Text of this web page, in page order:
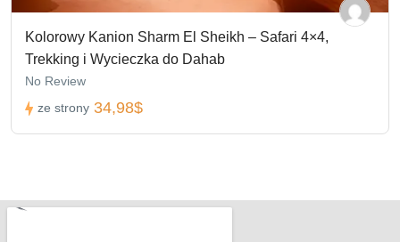
Kolorowy Kanion Sharm El Sheikh – Safari 4×4,
Trekking i Wycieczka do Dahab
No Review
ze strony 34,98$